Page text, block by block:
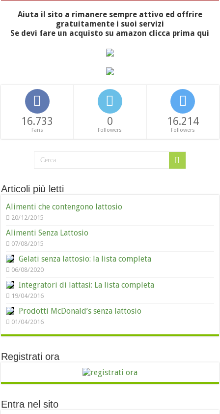
Aiuta il sito a rimanere sempre attivo ed offrire
gratuitamente i suoi servizi
Se devi fare un acquisto su amazon clicca prima qui
16.733
Fans
0
Followers
16.214
Followers
Articoli più letti
Alimenti che contengono lattosio
20/12/2015
Alimenti Senza Lattosio
07/08/2015
Gelati senza lattosio: la lista completa
06/08/2020
Integratori di lattasi: La lista completa
19/04/2016
Prodotti McDonald’s senza lattosio
01/04/2016
Registrati ora
Entra nel sito